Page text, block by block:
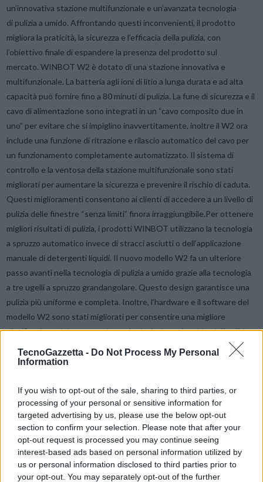
TecnoGazzetta - Do Not Process My Personal
Information
If you wish to opt-out of the sale, sharing to third parties, or
processing of your personal or sensitive information for
targeted advertising by us, please use the below opt-out
section to confirm your selection. Please note that after your
opt-out request is processed you may continue seeing
interest-based ads based on personal information utilized by
us or personal information disclosed to third parties prior to
your opt-out. You may separately opt-out of the further
un’innovativa stazione multifunzionale e un’avanzata tecnologia
di pulizia a umido. Affrontando questi inconvenienti, il prodotto
migliora la praticità, la sicurezza e l’efficacia della pulizia, con
l’obiettivo finale di espandere la presenza del prodotto sul
mercato.WINBOT W2 è dotato di una stazione innovativa e
multifunzionale. La batteria agli ioni di litio a lunga durata e ad alta
capacità può fornire fino a 80 minuti di pulizia. La fune di sicurezza e il
cavo di alimentazione sono integrati in un “cavo composito due in
uno” per evitare che si impiglino inavvertitamente, inoltre il W2 ora
include una funzione di ritrazione e rilascio automatico del cavo per
un funzionamento completamente automatizzato. Il sistema di
controllo e la ventosa della stazione multifunzionale sono stati
migliorati per aumentare la sicurezza e prevenire il rischio di caduta.
Questi miglioramenti consentono ai clienti di accedere a un livello di
pulizia delle finestre “senza limiti” finora irraggiungibile.Per ottenere
migliori risultati di pulizia, i prodotti WINBOT utilizzano la tecnologia
a spruzzo automatico invece di stracci asciutti o dell’applicazione
manuale di detergenti liquidi. Il nuovo modello W2 fa un ulteriore
passo avanti nella tecnologia di pulizia a umido grazie alla tecnologia
a tre ugelli a spruzzo grandangolare. Questo design garantisce una
pulizia più uniforme e completa. Inoltre, l’hardware e il software del
modello W2 sono stati migliorati per consentire una migliore
pianificazione del percorso, in modo da risolvere i problemi di pulizia
Aria
migliore con l’AIRBOT Z2
L’AIRBOT Z2 stabilisce un nuovo
all’interno di ambienti domestici complessi, equivalente alla velocità
di un adulto che cammina. Per ottenere questo risultato, ECOVACS
ha sviluppato la tecnologia AIVI 3D per evitare gli ostacoli, che
combina vari sensori come ToF 3D, iToF e una telecamera. A
differenza dei purificatori d’aria convenzionali, lo Z2 è in grado di
pulire l’aria mentre si muove, fornendo un flusso costante di aria
pulita in tutta la casa.Per soddisfare le diverse esigenze di gestione